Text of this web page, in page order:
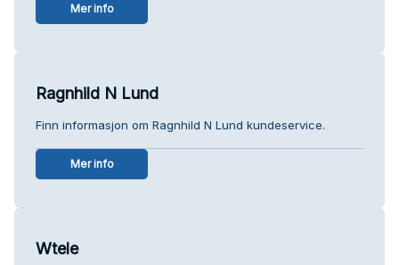
Mer info
Ragnhild N Lund
Finn informasjon om Ragnhild N Lund kundeservice.
Mer info
Wtele